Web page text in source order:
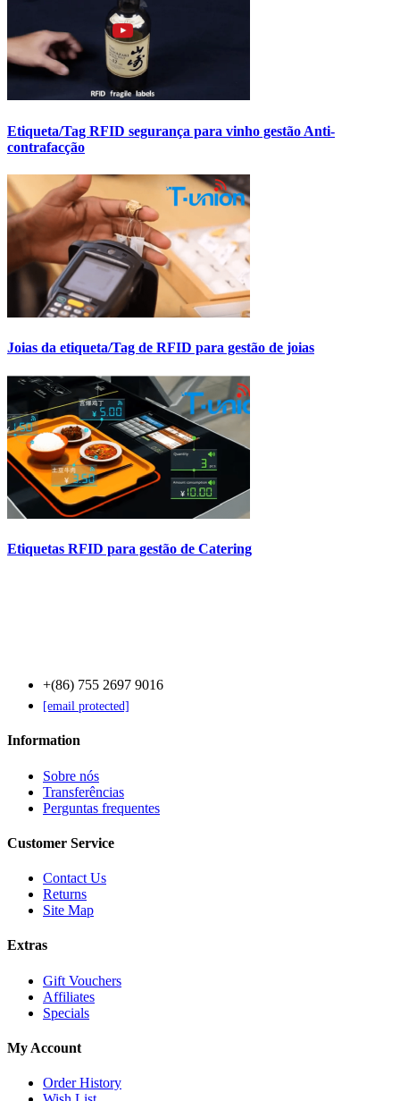
Etiqueta/Tag RFID segurança para vinho gestão Anti-
contrafacção
Joias da etiqueta/Tag de RFID para gestão de joias
Etiquetas RFID para gestão de Catering
+(86) 755 2697 9016
[email protected]
Information
Sobre nós
Transferências
Perguntas frequentes
Customer Service
Contact Us
Returns
Site Map
Extras
Gift Vouchers
Affiliates
Specials
My Account
Order History